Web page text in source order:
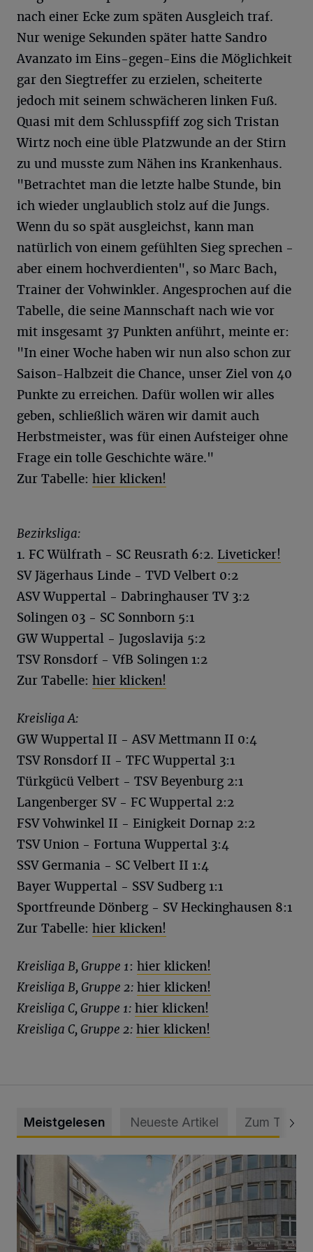
nach einer Ecke zum späten Ausgleich traf.
Nur wenige Sekunden später hatte Sandro
Avanzato im Eins-gegen-Eins die Möglichkeit
gar den Siegtreffer zu erzielen, scheiterte
jedoch mit seinem schwächeren linken Fuß.
Quasi mit dem Schlusspfiff zog sich Tristan
Wirtz noch eine üble Platzwunde an der Stirn
zu und musste zum Nähen ins Krankenhaus.
"Betrachtet man die letzte halbe Stunde, bin
ich wieder unglaublich stolz auf die Jungs.
Wenn du so spät ausgleichst, kann man
natürlich von einem gefühlten Sieg sprechen -
aber einem hochverdienten", so Marc Bach,
Trainer der Vohwinkler. Angesprochen auf die
Tabelle, die seine Mannschaft nach wie vor
mit insgesamt 37 Punkten anführt, meinte er:
"In einer Woche haben wir nun also schon zur
Saison-Halbzeit die Chance, unser Ziel von 40
Punkte zu erreichen. Dafür wollen wir alles
geben, schließlich wären wir damit auch
Herbstmeister, was für einen Aufsteiger ohne
Frage ein tolle Geschichte wäre."
Zur Tabelle: hier klicken!
Bezirksliga:
1. FC Wülfrath - SC Reusrath 6:2. Liveticker!
SV Jägerhaus Linde - TVD Velbert 0:2
ASV Wuppertal - Dabringhauser TV 3:2
Solingen 03 - SC Sonnborn 5:1
GW Wuppertal - Jugoslavija 5:2
TSV Ronsdorf - VfB Solingen 1:2
Zur Tabelle: hier klicken!
Kreisliga A:
GW Wuppertal II - ASV Mettmann II 0:4
TSV Ronsdorf II - TFC Wuppertal 3:1
Türkgücü Velbert - TSV Beyenburg 2:1
Langenberger SV - FC Wuppertal 2:2
FSV Vohwinkel II - Einigkeit Dornap 2:2
TSV Union - Fortuna Wuppertal 3:4
SSV Germania - SC Velbert II 1:4
Bayer Wuppertal - SSV Sudberg 1:1
Sportfreunde Dönberg - SV Heckinghausen 8:1
Zur Tabelle: hier klicken!
Kreisliga B, Gruppe 1: hier klicken!
Kreisliga B, Gruppe 2: hier klicken!
Kreisliga C, Gruppe 1: hier klicken!
Kreisliga C, Gruppe 2: hier klicken!
Meistgelesen Neueste Artikel Zum Thema
Ein neuer Brunnen für die Alte Freiheit